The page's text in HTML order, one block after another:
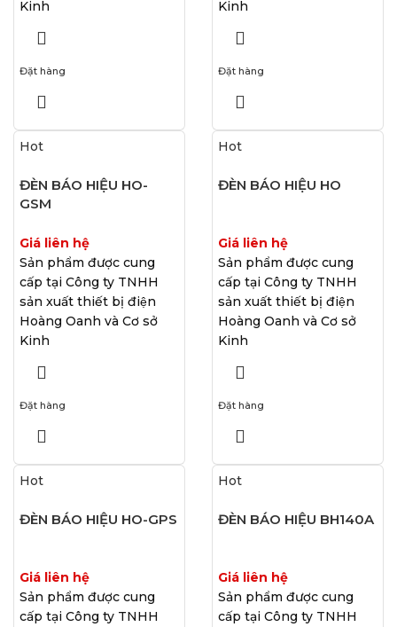
Kinh
Đặt hàng
Kinh
Đặt hàng
Hot
ĐÈN BÁO HIỆU HO-
GSM
Giá liên hệ
Sản phẩm được cung
cấp tại Công ty TNHH
sản xuất thiết bị điện
Hoàng Oanh và Cơ sở
Kinh
Đặt hàng
Hot
ĐÈN BÁO HIỆU HO
Giá liên hệ
Sản phẩm được cung
cấp tại Công ty TNHH
sản xuất thiết bị điện
Hoàng Oanh và Cơ sở
Kinh
Đặt hàng
Hot
ĐÈN BÁO HIỆU HO-GPS
Giá liên hệ
Sản phẩm được cung
cấp tại Công ty TNHH
Hot
ĐÈN BÁO HIỆU BH140A
Giá liên hệ
Sản phẩm được cung
cấp tại Công ty TNHH